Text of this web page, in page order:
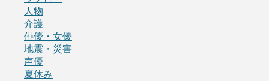
人物
介護
俳優・女優
地震・災害
声優
夏休み